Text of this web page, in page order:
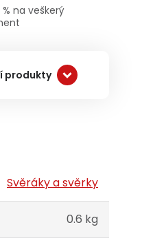
% na veškerý
produkty
Svěráky a svěrky
0.6 kg